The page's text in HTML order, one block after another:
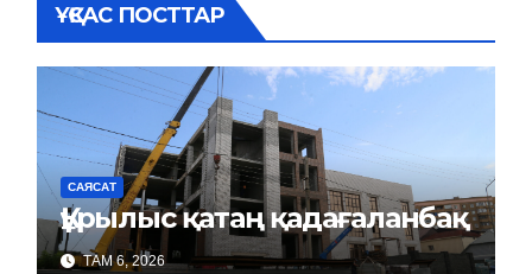
ҰҚСАС ПОСТТАР
САЯСАТ
Құрылыс қатаң қадағаланбақ
ТАМ 6, 2026